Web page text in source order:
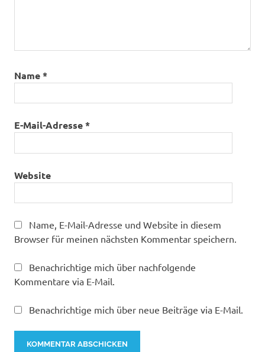
Name*
E-Mail-Adresse*
Website
Name, E-Mail-Adresse und Website in diesem
Browser für meinen nächsten Kommentar speichern.
Benachrichtige mich über nachfolgende
Kommentare via E-Mail.
Benachrichtige mich über neue Beiträge via E-Mail.